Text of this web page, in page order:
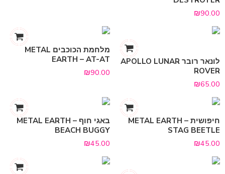
₪90.00
לונאר רובר APOLLO LUNAR
ROVER
₪65.00
מלחמת הכוכבים METAL
EARTH – AT-AT
₪90.00
חיפושית METAL EARTH –
STAG BEETLE
₪45.00
באגי חוף METAL EARTH –
BEACH BUGGY
₪45.00